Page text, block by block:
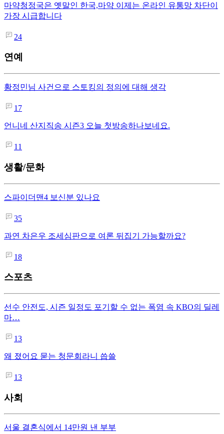
마약청정국은 옛말인 한국,마약 이제는 온라인 유통망 차단이
가장 시급합니다
24
연예
황정민님 사건으로 스토킹의 정의에 대해 생각
17
언니네 산지직송 시즌3 오늘 첫방송하나보네요.
11
생활/문화
스파이더맨4 보신분 있나요
35
과연 차은우 조세심판으로 여론 뒤집기 가능할까요?
18
스포츠
선수 안전도, 시즌 일정도 포기할 수 없는 폭염 속 KBO의 딜레
마…
13
왜 졌어요 묻는 청문회라니 씁쓸
13
사회
서울 결혼식에서 14만원 낸 부부